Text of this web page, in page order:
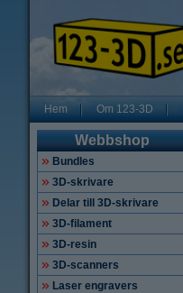
Hem Om 123-3D
Webbshop
Bundles
3D-skrivare
Delar till 3D-skrivare
3D-filament
3D-resin
3D-scanners
Laser engravers